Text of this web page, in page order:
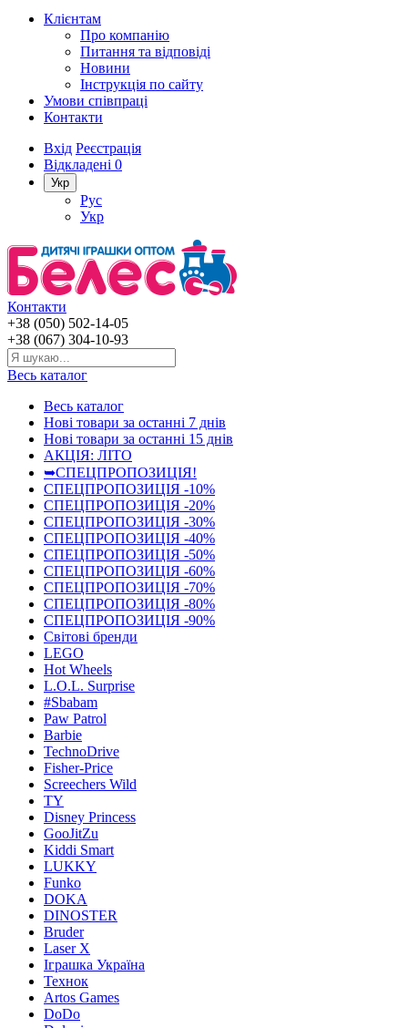
Клієнтам
Про компанію
Питання та відповіді
Новини
Інструкція по сайту
Умови співпраці
Контакти
Вхід Реєстрація
Відкладені 0
Укр
Рус
Укр
Контакти
+38 (050) 502-14-05
+38 (067) 304-10-93
Весь каталог
Весь каталог
Нові товари за останнi 7 днiв
Нові товари за останнi 15 днiв
АКЦІЯ: ЛІТО
➥СПЕЦПРОПОЗИЦІЯ!
СПЕЦПРОПОЗИЦІЯ -10%
СПЕЦПРОПОЗИЦІЯ -20%
СПЕЦПРОПОЗИЦІЯ -30%
СПЕЦПРОПОЗИЦІЯ -40%
СПЕЦПРОПОЗИЦІЯ -50%
СПЕЦПРОПОЗИЦІЯ -60%
СПЕЦПРОПОЗИЦІЯ -70%
СПЕЦПРОПОЗИЦІЯ -80%
СПЕЦПРОПОЗИЦІЯ -90%
Світові бренди
LEGO
Hot Wheels
L.O.L. Surprise
#Sbabam
Paw Patrol
Barbie
TechnoDrive
Fisher-Price
Screechers Wild
TY
Disney Princess
GooJitZu
Kiddi Smart
LUKKY
Funko
DOKA
DINOSTER
Bruder
Laser X
Іграшка Україна
Технок
Artos Games
DoDo